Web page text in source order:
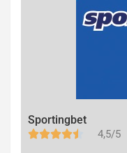
Sportingbet
4,5/5